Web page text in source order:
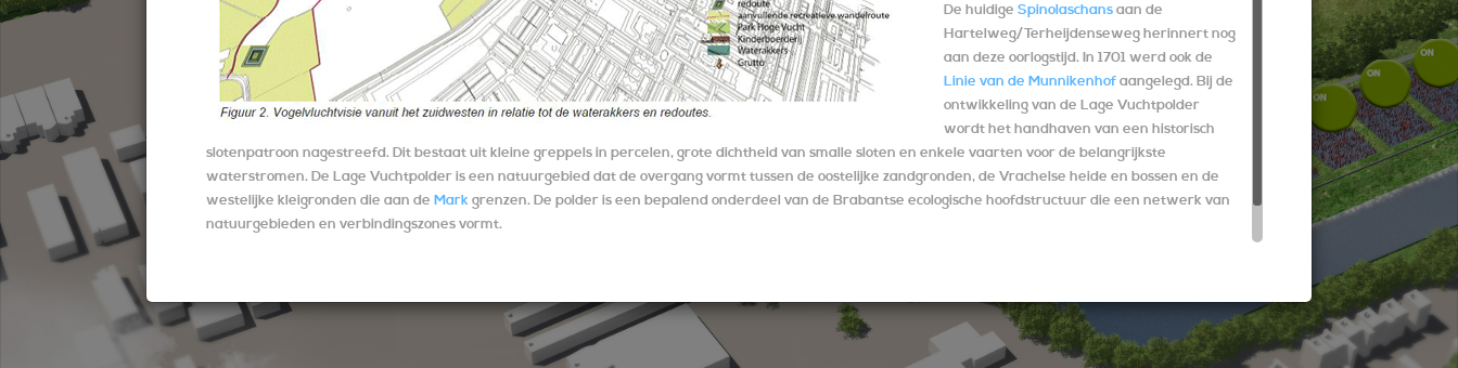
schoon water:
lading...
liter geleverd
De huidigeSpinolaschansaan de
Hartelweg/Terheijdenseweg herinnert nog
aan deze oorlogstijd. In 1701 werd ook de
Linie van de Munnikenhofaangelegd. Bij de
ontwikkeling van de Lage Vuchtpolder
wordt het handhaven van een historisch
slotenpatroon nagestreefd. Dit bestaat uit kleine greppels in percelen, grote dichtheid van smalle sloten en enkele vaarten voor de belangrijkste
waterstromen. De Lage Vuchtpolder is een natuurgebied dat de overgang vormt tussen de oostelijke zandgronden, de Vrachelse heide en bossen en de
westelijke kleigronden die aan deMarkgrenzen. De polder is een bepalend onderdeel van de Brabantse ecologische hoofdstructuur die een netwerk van
natuurgebieden en verbindingszones vormt.